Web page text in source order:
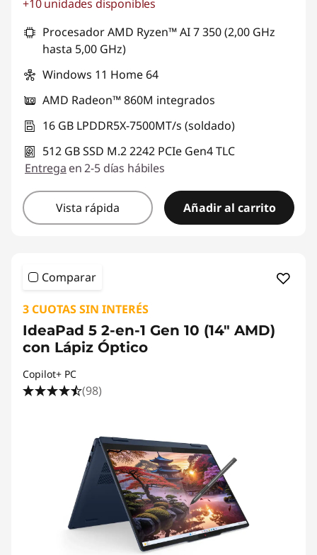
Ahorros instantáneos :
+10 unidades disponibles
Procesador AMD Ryzen™ AI 7 350 (2,00 GHz
hasta 5,00 GHz)
Windows 11 Home 64
AMD Radeon™ 860M integrados
16 GB LPDDR5X-7500MT/s (soldado)
512 GB SSD M.2 2242 PCIe Gen4 TLC
Entrega en 2-5 días hábiles
Vista rápida Añadir al carrito
Comparar
3 CUOTAS SIN INTERÉS
IdeaPad 5 2-en-1 Gen 10 (14" AMD)
con Lápiz Óptico
Copilot+ PC
(98)